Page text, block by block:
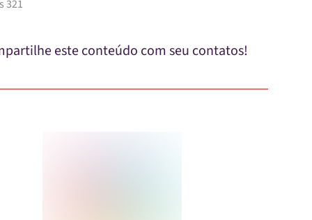
321
este conteúdo com seu contatos!